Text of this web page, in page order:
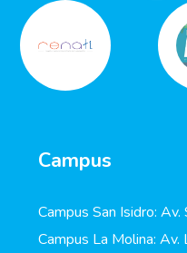
Campus
Campus San Isidro:
Campus La Molina: